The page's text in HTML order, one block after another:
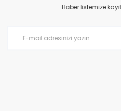
Ürün açıklamasında eksik bilgiler
Haber listemize